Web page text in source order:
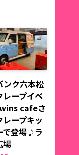
ンク六本松
レープイベ
cafeさ
レープキッ
で登場♪ラ
場